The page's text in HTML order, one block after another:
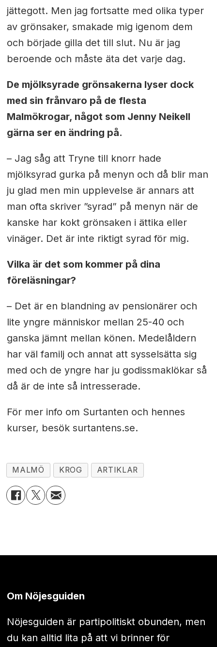
jättegott. Men jag fortsatte med olika typer
av grönsaker, smakade mig igenom dem
och började gilla det till slut. Nu är jag
beroende och måste äta det varje dag.
De mjölksyrade grönsakerna lyser dock
med sin frånvaro på de flesta
Malmökrogar, något som Jenny Neikell
gärna ser en ändring på.
– Jag såg att Tryne till knorr hade
mjölksyrad gurka på menyn och då blir man
ju glad men min upplevelse är annars att
man ofta skriver ”syrad” på menyn när de
kanske har kokt grönsaken i ättika eller
vinäger. Det är inte riktigt syrad för mig.
Vilka är det som kommer på dina
föreläsningar?
– Det är en blandning av pensionärer och
lite yngre människor mellan 25-40 och
ganska jämnt mellan könen. Medelåldern
har väl familj och annat att sysselsätta sig
med och de yngre har ju godissmaklökar så
då är de inte så intresserade.
För mer info om Surtanten och hennes
kurser, besök surtantens.se.
MALMÖ KROG ARTIKLAR
Om Nöjesguiden
Nöjesguiden är partipolitiskt obunden, men
du kan alltid lita på att vi brinner för